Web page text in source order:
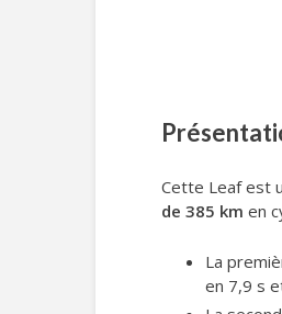
Cette Leaf est
de 385 km en
La
en 7,9 s